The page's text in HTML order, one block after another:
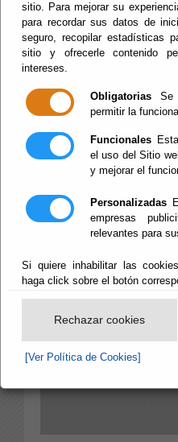
sitio. Para mejorar su
para recordar sus datos de
seguro, recopilar estadísticas
sitio y ofrecerle contenido
intereses.
Obligatorias Se
permitir la
Funcionales
el uso del Sitio
y mejorar el
Personalizadas
empresas
relevantes para
Si quiere inhabilitar las
haga click sobre el botón
Rechazar cookies
[Ver Política de Cookies]
Tablón
Últimos
09/
BANDO INFORMATIVO
PERSONAL LABORAL